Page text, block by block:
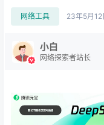
网络工具 23年5月12
小白
网络探索者站长